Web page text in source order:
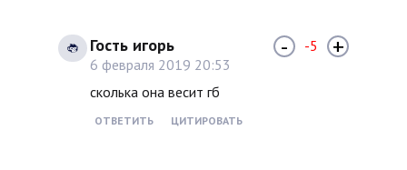
Гость игорь
6 февраля 2019 20:53
сколька она весит гб
ОТВЕТИТЬ ЦИТИРОВАТЬ
- -5 +